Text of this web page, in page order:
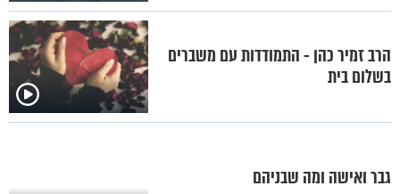
הרב זמיר כהן - התמודדות עם משברים
בשלום בית
גבר ואישה ומה שבניהם